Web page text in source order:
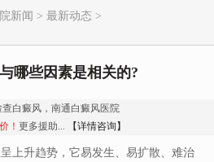
新闻 > 最新动态 >
哪些因素是相关的?
白癜风，南通白癜风医院
！ 更多援助... 【详情咨询】
升趋势，它易发生、易扩散、难治